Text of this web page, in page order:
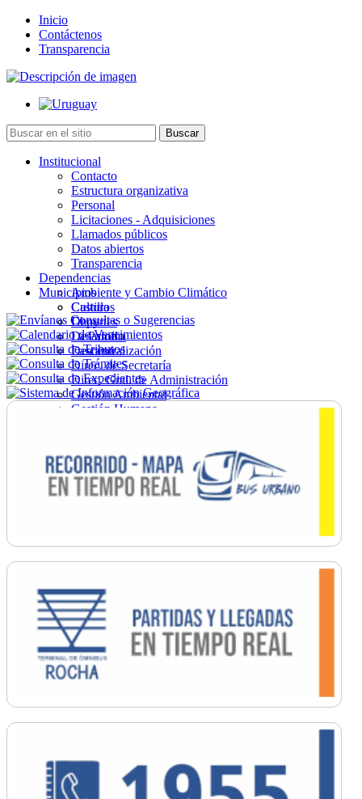
Inicio
Contáctenos
Transparencia
Institucional
Contacto
Estructura organizativa
Personal
Licitaciones - Adquisiciones
Llamados públicos
Datos abiertos
Transparencia
Dependencias
Ambiente y Cambio Climático
Cultura
Deportes
Desarrollo
Descentralización
Direc. de Secretaría
Direc. Gral. de Administración
Gestión Ambiental
Gestión Humana
Ordenamiento
Promoción Social
Salud
Secretaría General
Municipios
Castillos
Chuy
La Paloma
Lascano